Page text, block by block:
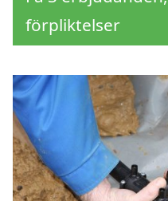
förpliktelser